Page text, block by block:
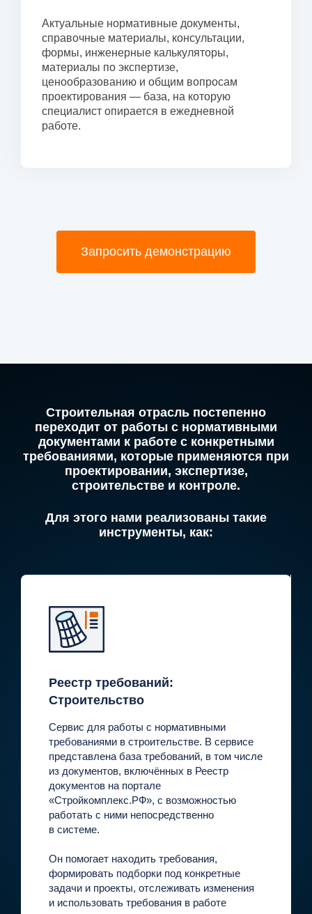
Актуальные нормативные документы,
справочные материалы, консультации,
формы, инженерные калькуляторы,
материалы по экспертизе,
ценообразованию и общим вопросам
проектирования — база, на которую
специалист опирается в ежедневной
работе.
Запросить демонстрацию
Строительная отрасль постепенно
переходит от работы с нормативными
документами к работе с конкретными
требованиями, которые применяются при
проектировании, экспертизе,
строительстве и контроле.
Для этого нами реализованы такие
инструменты, как:
Реестр требований:
Строительство
Сервис для работы с нормативными
требованиями в строительстве. В сервисе
представлена база требований, в том числе
из документов, включённых в Реестр
документов на портале
«Стройкомплекс.РФ», с возможностью
работать с ними непосредственно
в системе.
Он помогает находить требования,
формировать подборки под конкретные
задачи и проекты, отслеживать изменения
и использовать требования в работе